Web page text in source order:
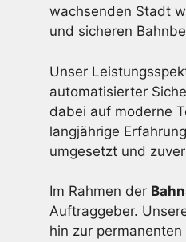
wachsenden Stadt
und sicheren
Unser
automatisierter
dabei auf moderne
langjährige
umgesetzt und
Im Rahmen der
Auftraggeber.
hin zur